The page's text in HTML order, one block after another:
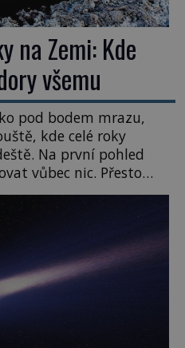
na Zemi: Kde
všemu
pod bodem mrazu,
kde celé roky
Na první pohled
vůbec nic. Přesto
organismy, které
nový nález mění
[…]